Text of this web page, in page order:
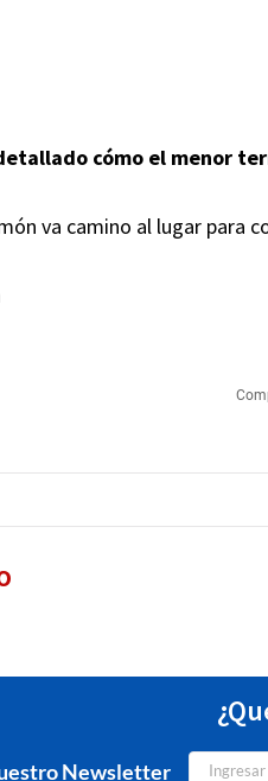
cómo el menor
va camino al lugar para
Newsletter